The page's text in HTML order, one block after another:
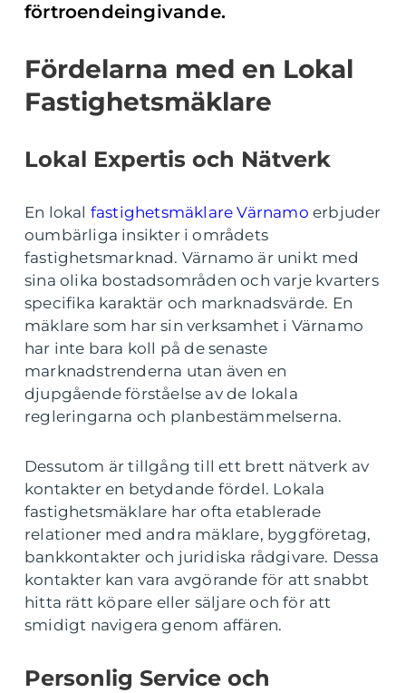
förtroendeingivande.
Fördelarna med en Lokal
Fastighetsmäklare
Lokal Expertis och Nätverk
En lokal fastighetsmäklare Värnamo erbjuder
oumbärliga insikter i områdets
fastighetsmarknad. Värnamo är unikt med
sina olika bostadsområden och varje kvarters
specifika karaktär och marknadsvärde. En
mäklare som har sin verksamhet i Värnamo
har inte bara koll på de senaste
marknadstrenderna utan även en
djupgående förståelse av de lokala
regleringarna och planbestämmelserna.
Dessutom är tillgång till ett brett nätverk av
kontakter en betydande fördel. Lokala
fastighetsmäklare har ofta etablerade
relationer med andra mäklare, byggföretag,
bankkontakter och juridiska rådgivare. Dessa
kontakter kan vara avgörande för att snabbt
hitta rätt köpare eller säljare och för att
smidigt navigera genom affären.
Personlig Service och